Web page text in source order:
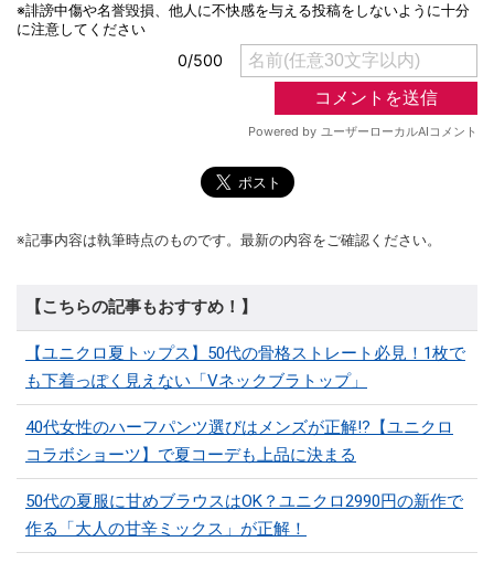
※記事内容は執筆時点のものです。最新の内容をご確認ください。
【こちらの記事もおすすめ！】
【ユニクロ夏トップス】50代の骨格ストレート必見！1枚で
も下着っぽく見えない「Vネックブラトップ」
40代女性のハーフパンツ選びはメンズが正解!?【ユニクロ
コラボショーツ】で夏コーデも上品に決まる
50代の夏服に甘めブラウスはOK？ユニクロ2990円の新作で
作る「大人の甘辛ミックス」が正解！